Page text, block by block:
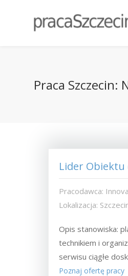
Praca
Lider Obiektu
Pracodawca:
Lokalizacja:
Opis stanowiska:
technikiem i
serwisu ciągłe
Poznaj ofertę